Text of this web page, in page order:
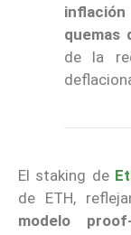
quemas
de la
El staking de
de ETH,
modelo